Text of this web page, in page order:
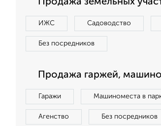
Продажа земельных
ИЖС Садоводство
Без посредников
Продажа гаржей,
Гаражи Машиноместа в
Агенство Без посредников